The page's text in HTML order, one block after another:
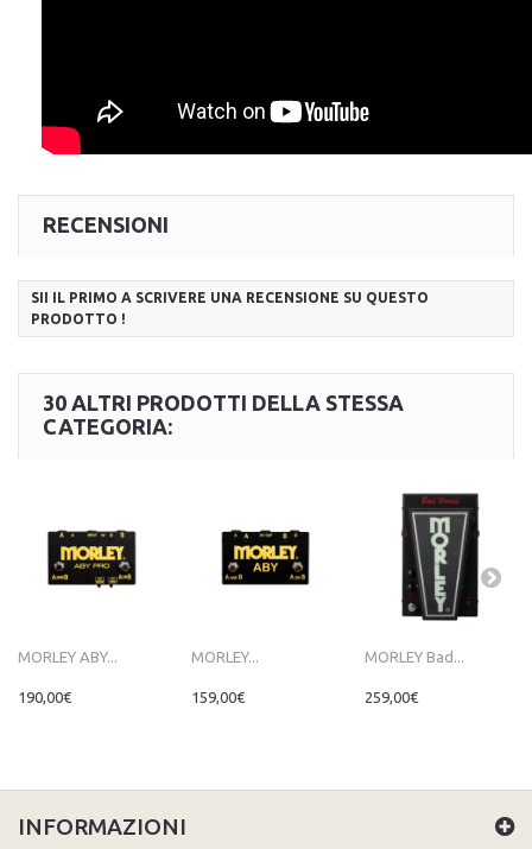
RECENSIONI
SII IL PRIMO A SCRIVERE UNA RECENSIONE SU QUESTO
PRODOTTO !
30 ALTRI PRODOTTI DELLA STESSA
CATEGORIA:
MORLEY ABY...
190,00€
MORLEY...
159,00€
MORLEY Bad...
259,00€
INFORMAZIONI